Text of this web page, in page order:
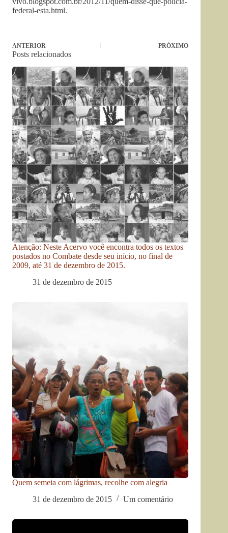
federal-esta.html.
ANTERIOR PRÓXIMO
Posts relacionados
Atenção: Neste Acervo você encontra todos os textos
postados no Combate desde seu início, no final de
2009, até 31 de dezembro de 2015.
31 de dezembro de 2015
Quem semeia com lágrimas, recolhe com alegria
31 de dezembro de 2015
Um comentário